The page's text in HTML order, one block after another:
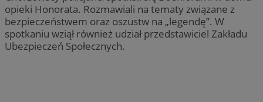
opieki Honorata. Rozmawiali na tematy związane z
bezpieczeństwem oraz oszustw na „legendę”. W
spotkaniu wziął również udział przedstawiciel Zakładu
Ubezpieczeń Społecznych.